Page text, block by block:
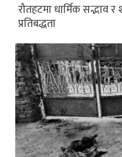
रौतहटमा धार्मिक सद्भाव
प्रतिबद्धता